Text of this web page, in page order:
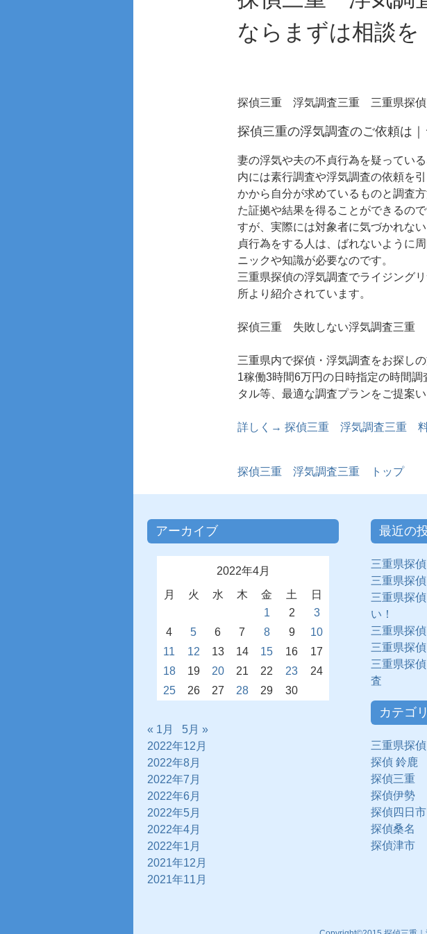
ならまずは相談を
探偵三重 浮気調査三重 三重県探偵
探偵三重の浮気調査のご依頼は
妻の浮気や夫の不貞行為を疑ってい
内には素行調査や浮気調査の依頼を
かから自分が求めているものと調査
た証拠や結果を得ることができるの
すが、実際には対象者に気づかれな
貞行為をする人は、ばれないように
ニックや知識が必要なのです。
三重県探偵の浮気調査でライジング
所より紹介されています。
探偵三重 失敗しない浮気調査三重
三重県内で探偵・浮気調査をお探し
1稼働3時間6万円の日時指定の時間
タル等、最適な調査プランをご提案い
詳しく→ 探偵三重 浮気調査三重
探偵三重 浮気調査三重 トップ
アーカイブ
2022年4月
月
火 水 木 金 土
日
1
2
3
4
5 6 7 8 9
10
11
12 13 14 15 16
17
18
19 20 21 22 23
24
25
26 27 28 29 30
« 1月
5月 »
2022年12月
2022年8月
2022年7月
2022年6月
2022年5月
2022年4月
2022年1月
2021年12月
2021年11月
最近の
三重県探
三重県探
三重県探
い！
三重県探
三重県探
三重県探
査
カテゴ
三重県探
探偵 鈴鹿
探偵三重
探偵伊勢
探偵四日
探偵桑名
探偵津市